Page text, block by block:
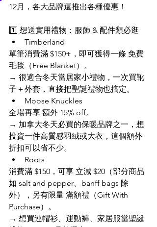
12月，各大品牌還推出各種優惠！
1️⃣ 想送實用禮物：服飾 & 配件類必逛
Timberland
單筆消費滿 $150+，即可獲得一條 免費
毛毯（Free Blanket）。
→ 很適合冬天當居家小禮物，一次買靴
子＋外套，直接把聖誕禮物也搞定。
Moose Knuckles
全場再享 額外 15% off。
→ 加拿大冬天必買的保暖品牌之一，想
投資一件高質感羽絨或大衣，這個額外
折扣可以省不少。
Roots
消費滿 $150，可享 立減 $20（部分商品
如 salt and pepper、banff bags 除
外），另有限量 滿額禮（Gift With
Purchase）。
→ 想買連帽衫、運動褲、家居服當聖誕